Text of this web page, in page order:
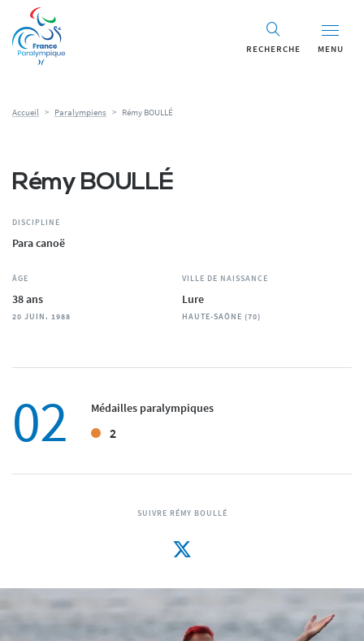
RECHERCHE MENU
Accueil > Paralympiens > Rémy BOULLÉ
Rémy BOULLÉ
DISCIPLINE
Para canoë
ÂGE
38 ans
20 JUIN. 1988
VILLE DE NAISSANCE
Lure
HAUTE-SAÔNE (70)
02 Médailles paralympiques
2
SUIVRE RÉMY BOULLÉ
Panneau de gestion des cookies